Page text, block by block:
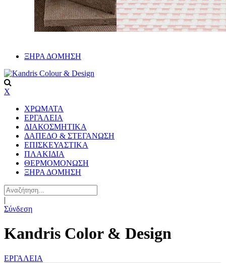
ΞΗΡΑ ΔΟΜΗΣΗ
X
ΧΡΩΜΑΤΑ
ΕΡΓΑΛΕΙΑ
ΔΙΑΚΟΣΜΗΤΙΚΑ
ΔΑΠΕΔΟ & ΣΤΕΓΑΝΩΣΗ
ΕΠΙΣΚΕΥΑΣΤΙΚΑ
ΠΛΑΚΙΔΙA
ΘΕΡΜΟΜΟΝΩΣΗ
ΞΗΡΑ ΔΟΜΗΣΗ
|
Σύνδεση
Kandris Color & Design
ΕΡΓΑΛΕΙΑ